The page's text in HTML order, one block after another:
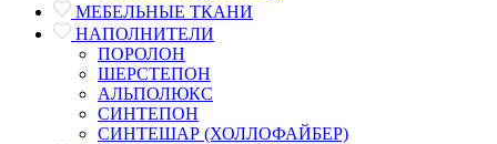
МЕБЕЛЬНЫЕ ТКАНИ
НАПОЛНИТЕЛИ
ПОРОЛОН
ШЕРСТЕПОН
АЛЬПОЛЮКС
СИНТЕПОН
СИНТЕШАР (ХОЛЛОФАЙБЕР)